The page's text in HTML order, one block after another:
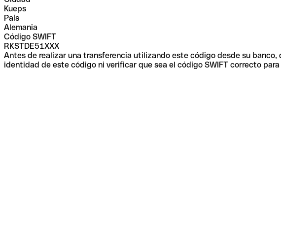
Kueps
País
Alemania
Código SWIFT
RKSTDE51XXX
Antes de realizar una transferencia utilizando este código desde su
identidad de este código ni verificar que sea el código SWIFT correcto